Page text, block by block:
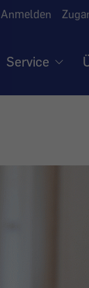
Anmelden
Service